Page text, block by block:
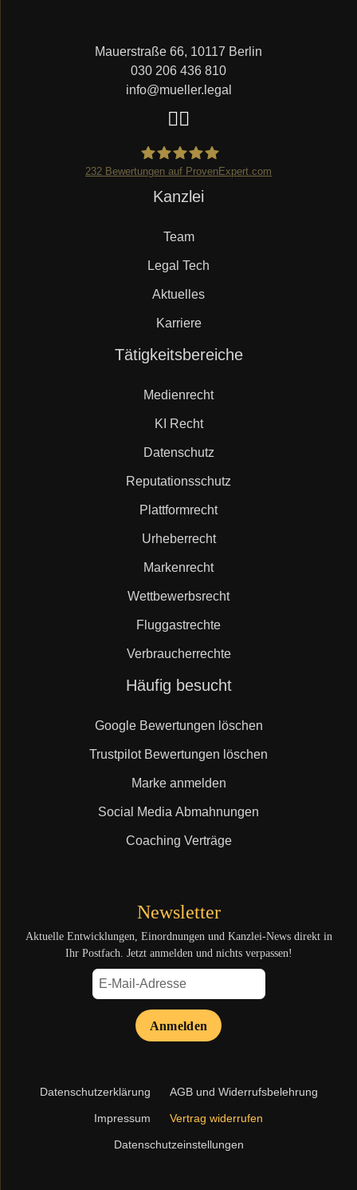
Mauerstraße 66, 10117 Berlin
030 206 436 810
info@mueller.legal
Mueller.legal
232 Bewertungen auf ProvenExpert.com
Kanzlei
Team
Legal Tech
Aktuelles
Karriere
Tätigkeitsbereiche
Medienrecht
KI Recht
Datenschutz
Reputationsschutz
Plattformrecht
Urheberrecht
Markenrecht
Wettbewerbsrecht
Fluggastrechte
Verbraucherrechte
Häufig besucht
Google Bewertungen löschen
Trustpilot Bewertungen löschen
Marke anmelden
Social Media Abmahnungen
Coaching Verträge
Newsletter
Aktuelle Entwicklungen, Einordnungen und Kanzlei-News direkt in
Ihr Postfach. Jetzt anmelden und nichts verpassen!
Anmelden
Navigation
Datenschutzerklärung AGB und Widerrufsbelehrung
Impressum Vertrag widerrufen
Datenschutzeinstellungen